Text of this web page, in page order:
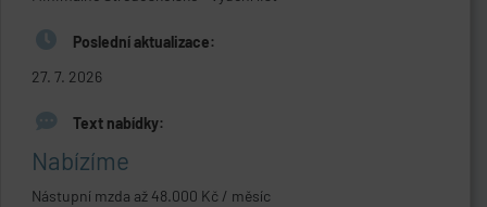
Poslední aktualizace:
27. 7. 2026
Text nabídky:
Nabízíme
Nástupní mzda až 48.000 Kč / měsíc